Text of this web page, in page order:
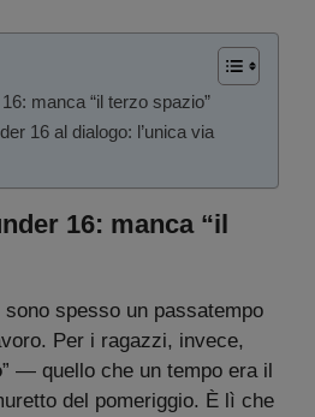
manca “il terzo spazio”
16 al dialogo: l’unica via
16: manca “il
spesso un passatempo
Per i ragazzi, invece,
” — quello che un tempo era il
del pomeriggio. È lì che